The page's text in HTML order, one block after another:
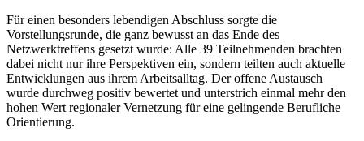
Für einen besonders lebendigen Abschluss sorgte die
Vorstellungsrunde, die ganz bewusst an das Ende des
Netzwerktreffens gesetzt wurde: Alle 39 Teilnehmenden brachten
dabei nicht nur ihre Perspektiven ein, sondern teilten auch aktuelle
Entwicklungen aus ihrem Arbeitsalltag. Der offene Austausch
wurde durchweg positiv bewertet und unterstrich einmal mehr den
hohen Wert regionaler Vernetzung für eine gelingende Berufliche
Orientierung.